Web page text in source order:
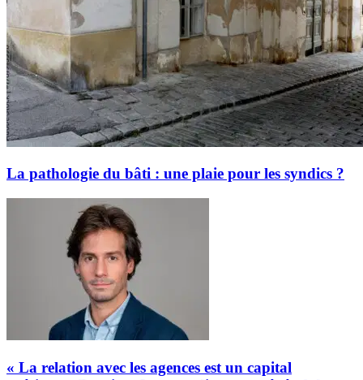
La pathologie du bâti : une plaie pour les syndics ?
« La relation avec les agences est un capital